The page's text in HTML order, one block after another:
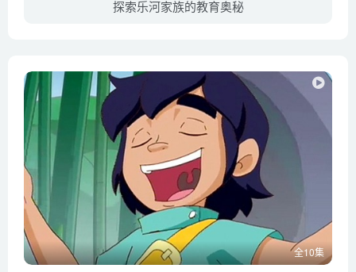
探索乐河家族的教育奥秘
全10集